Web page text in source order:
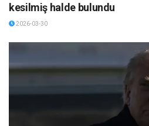
kesilmiş halde bulundu
2026-03-30